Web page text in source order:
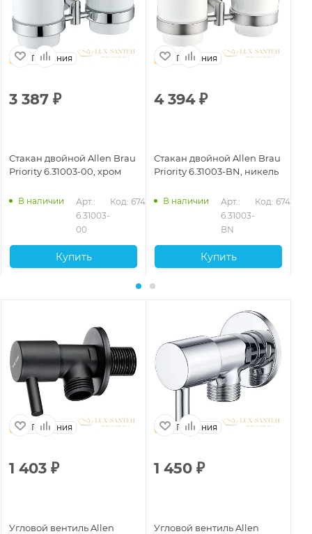
Германия
3 387 ₽
Стакан двойной Allen Brau
Priority 6.31003-00, хром
В наличии
Арт.:
6.31003-
00
Код: 67407
Купить
Германия
4 394₽
Стакан двойной Allen Brau
Priority 6.31003-BN, никель
В наличии
Арт.:
6.31003-
BN
Код: 67409
Купить
Германия
1 403 ₽
Угловой вентиль Allen
Германия
1 450 ₽
Угловой вентиль Allen